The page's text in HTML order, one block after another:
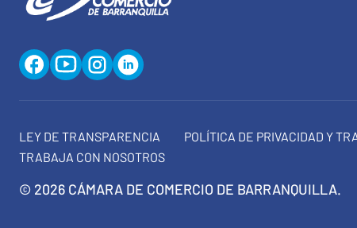
LEY DE TRANSPARENCIA POLÍTICA DE PRIVACIDAD Y
TRABAJA CON NOSOTROS
© 2026 CÁMARA DE COMERCIO DE BARRANQUILLA.